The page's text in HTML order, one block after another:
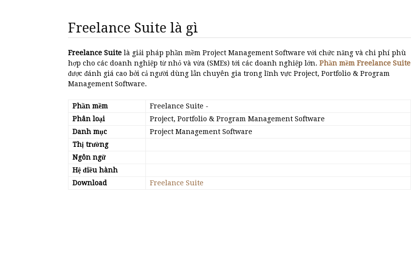
Freelance Suite là gì
Freelance Suite là giải pháp phần mềm Project Management Software với chức năng và chi phí phù
hợp cho các doanh nghiệp từ nhỏ và vừa (SMEs) tới các doanh nghiệp lớn. Phần mềm Freelance Suite
được đánh giá cao bởi cả người dùng lẫn chuyên gia trong lĩnh vực Project, Portfolio & Program
Management Software.
Phần mềm Freelance Suite -
Phân loại
Project, Portfolio & Program Management Software
Danh mục
Project Management Software
Thị trường
Ngôn ngữ
Hệ điều hành
Download
Freelance Suite